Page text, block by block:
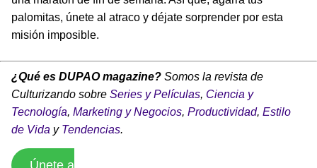
palomitas, únete al atraco y déjate sorprender por esta
misión imposible.
¿Qué es DUPAO magazine? Somos la revista de
Culturizando sobre Series y Películas, Ciencia y
Tecnología, Marketing y Negocios, Productividad, Estilo
de Vida y Tendencias.
Únete a